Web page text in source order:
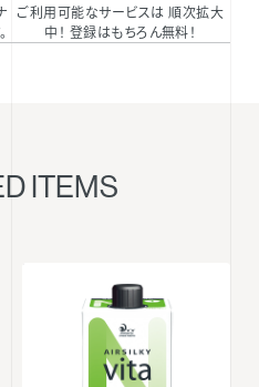
ご利用可能なサービスは 順次拡大
中！ 登録はもちろん無料！
ITEMS